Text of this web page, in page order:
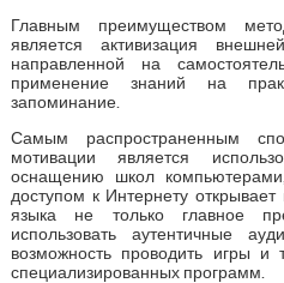
Главным преимуществом
является активизация
направленной на
применение знаний на
запоминание.
Самым распространенным
мотивации является
оснащению школ
доступом к Интернету
языка не только главное
использовать аутентичные
возможность проводить игры и
специализированных программ.